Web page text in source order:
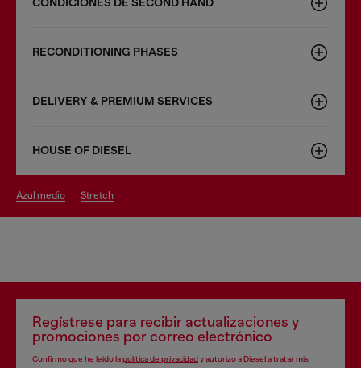
CONDICIONES DE SECOND HAND
RECONDITIONING PHASES
DELIVERY & PREMIUM SERVICES
HOUSE OF DIESEL
azul medio stretch
Regístrese para recibir actualizaciones y
promociones por correo electrónico
Confirmo que he leído lapolítica de privacidady autorizo a Diesel a tratar mis